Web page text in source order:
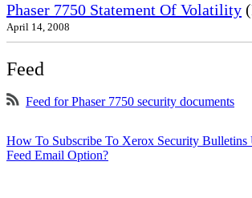
Phaser 7750 Statement Of Volatility
April 14, 2008
Feed
Feed for Phaser 7750 security documents
How To Subscribe To Xerox Security Bulletins
Feed Email Option?